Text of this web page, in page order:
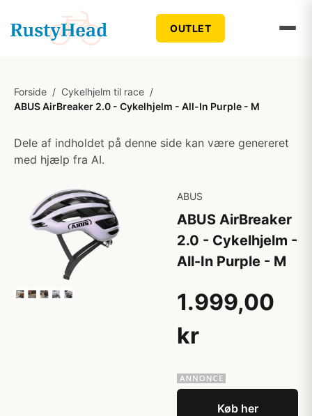
OUTLET
Forside / Cykelhjelm til race /
ABUS AirBreaker 2.0 - Cykelhjelm - All-In Purple - M
Dele af indholdet på denne side kan være genereret
med hjælp fra AI.
ABUS
ABUS AirBreaker
2.0 - Cykelhjelm -
All-In Purple - M
1.999,00
kr
Køb her